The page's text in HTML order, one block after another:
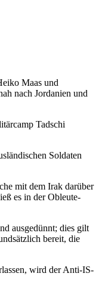
Maas und
nach Jordanien und
Tadschi
Soldaten
mit dem Irak darüber
es in der Obleute-
ausgedünnt; dies gilt
bereit, die
wird der Anti-IS-